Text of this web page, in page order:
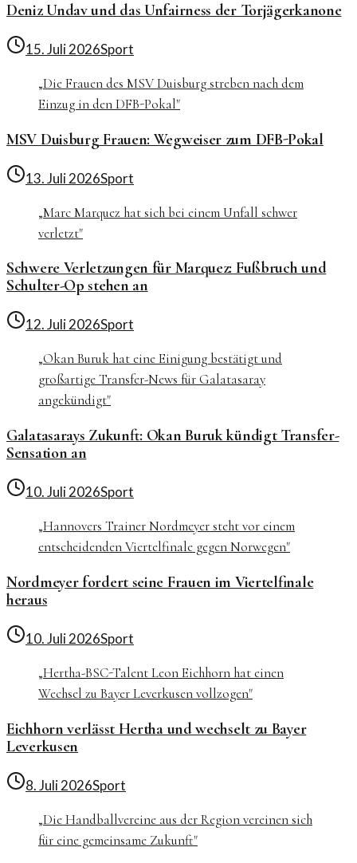
Deniz Undav und das Unfairness der Torjägerkanone
15. Juli 2026Sport
„Die Frauen des MSV Duisburg streben nach dem
Einzug in den DFB-Pokal"
MSV Duisburg Frauen: Wegweiser zum DFB-Pokal
13. Juli 2026Sport
„Marc Marquez hat sich bei einem Unfall schwer
verletzt"
Schwere Verletzungen für Marquez: Fußbruch und
Schulter-Op stehen an
12. Juli 2026Sport
„Okan Buruk hat eine Einigung bestätigt und
großartige Transfer-News für Galatasaray
angekündigt"
Galatasarays Zukunft: Okan Buruk kündigt Transfer-
Sensation an
10. Juli 2026Sport
„Hannovers Trainer Nordmeyer steht vor einem
entscheidenden Viertelfinale gegen Norwegen"
Nordmeyer fordert seine Frauen im Viertelfinale
heraus
10. Juli 2026Sport
„Hertha-BSC-Talent Leon Eichhorn hat einen
Wechsel zu Bayer Leverkusen vollzogen"
Eichhorn verlässt Hertha und wechselt zu Bayer
Leverkusen
8. Juli 2026Sport
„Die Handballvereine aus der Region vereinen sich
für eine gemeinsame Zukunft"